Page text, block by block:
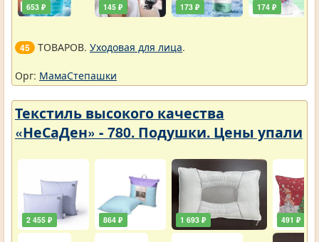
653 ₽ 145 ₽ 173 ₽ 174 ₽
45 ТОВАРОВ. Уходовая для лица.
Орг: МамаСтепашки
Текстиль высокого качества
«НеСаДен» - 780. Подушки. Цены упали
2 455 ₽ 864 ₽ 1 693 ₽ 491 ₽